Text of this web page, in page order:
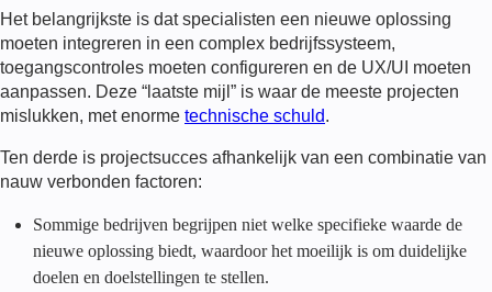
Het belangrijkste is dat specialisten een nieuwe oplossing
moeten integreren in een complex bedrijfssysteem,
toegangscontroles moeten configureren en de UX/UI moeten
aanpassen. Deze “laatste mijl” is waar de meeste projecten
mislukken, met enorme technische schuld.
Ten derde is projectsucces afhankelijk van een combinatie van
nauw verbonden factoren:
Sommige bedrijven begrijpen niet welke specifieke waarde de
nieuwe oplossing biedt, waardoor het moeilijk is om duidelijke
doelen en doelstellingen te stellen.